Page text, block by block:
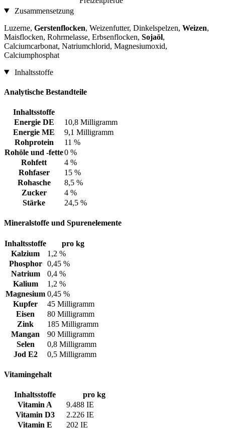
Zusammensetzung
Luzerne, Gerstenflocken, Weizenfutter, Dinkelspelzen, Weizen,
Maisflocken, Rohrmelasse, Erbsenflocken, Sojaöl,
Calciumcarbonat, Natriumchlorid, Magnesiumoxid,
Calciumphosphat
Inhaltsstoffe
Analytische Bestandteile
Inhaltsstoffe
Energie DE
10,8 Milligramm
Energie ME
9,1 Milligramm
Rohprotein
11 %
Rohöle und -fette0 %
Rohfett
4 %
Rohfaser
15 %
Rohasche
8,5 %
Zucker
4 %
Stärke
24,5 %
Mineralstoffe und Spurenelemente
Inhaltsstoffe
pro kg
Kalzium
1,2 %
Phosphor
0,45 %
Natrium
0,4 %
Kalium
1,2 %
Magnesium 0,45 %
Kupfer
45 Milligramm
Eisen
80 Milligramm
Zink
185 Milligramm
Mangan
90 Milligramm
Selen
0,8 Milligramm
Jod E2
0,5 Milligramm
Vitamingehalt
Inhaltsstoffe
pro kg
Vitamin A
9.488 IE
Vitamin D3
2.226 IE
Vitamin E
202 IE